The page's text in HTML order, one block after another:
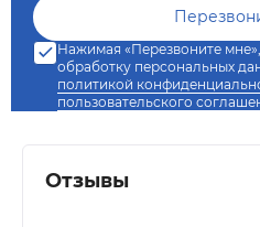
Нажимая «Перезвоните
обработку персональных
политикой
пользовательского
Отзывы